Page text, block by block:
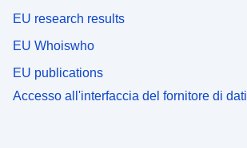
EU research results
EU Whoiswho
EU publications
Accesso all'interfaccia del fornitore di dati